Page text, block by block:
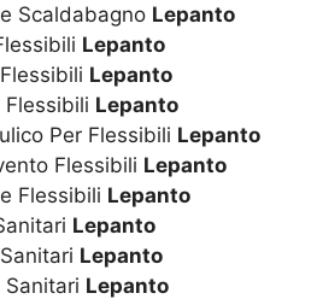
Scaldabagno Lepanto
Lepanto
Lepanto
Lepanto
Per Flessibili Lepanto
Flessibili Lepanto
Flessibili Lepanto
Lepanto
Lepanto
Lepanto